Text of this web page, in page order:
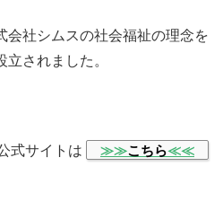
社シムスの社会福祉の理念を
されました。
式サイトは ≫≫こちら≪≪